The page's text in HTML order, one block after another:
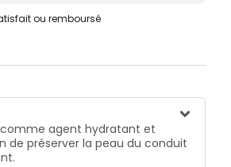
ou remboursé
agent hydratant et
de préserver la peau du conduit